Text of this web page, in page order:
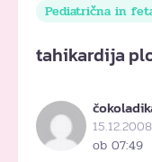
Pediatrična in
tahikardija
ob 07:49